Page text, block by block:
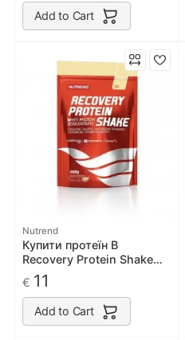
Add to Cart
Nutrend
Купити протеїн В
Recovery Protein Shake
500g
€ 11
Add to Cart